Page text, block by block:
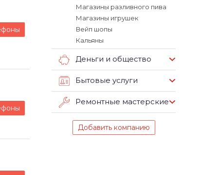
Магазины разливного пива
Магазины игрушек
Вейп шопы
Кальяны
Деньги и общество
Бытовые услуги
Ремонтные мастерские
Добавить компанию